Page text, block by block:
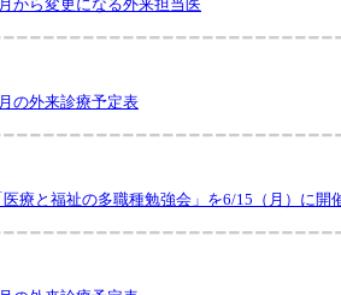
から変更になる外来担当医
の外来診療予定表
医療と福祉の多職種勉強会」を6/15（月）に開